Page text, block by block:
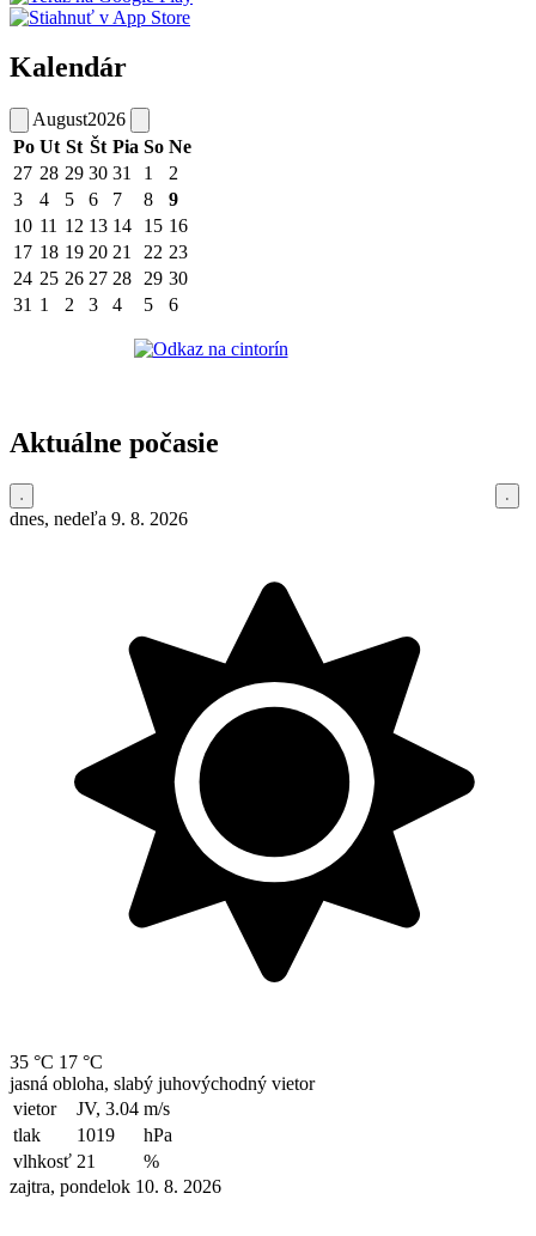
Kalendár
August2026
Po Ut St Št Pia So Ne
27 28 29 30 31 1
2
3
4 5 6 7 8
9
10 11 12 13 14 15 16
17 18 19 20 21 22 23
24 25 26 27 28 29 30
31 1 2 3 4 5 6
Aktuálne počasie
dnes, nedeľa 9. 8. 2026
35 °C 17 °C
jasná obloha, slabý juhovýchodný vietor
vietor
JV, 3.04 m/s
tlak
1019
hPa
vlhkosť 21
%
zajtra, pondelok 10. 8. 2026